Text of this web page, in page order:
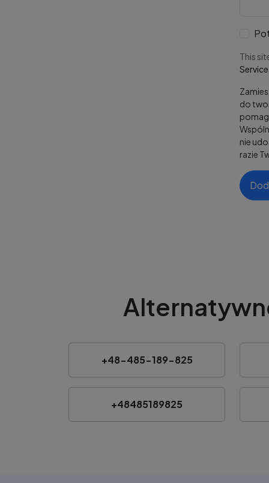
This
Service
do
nie
razie
+48-485-189-825
+48485189825